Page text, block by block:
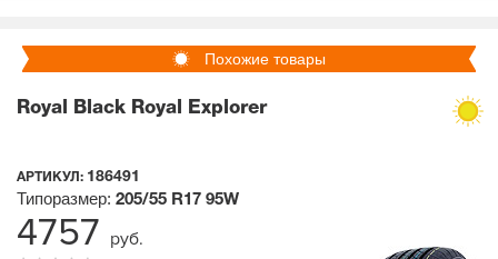
Похожие товары
Royal Black Royal Explorer
АРТИКУЛ: 186491
Типоразмер: 205/55 R17 95W
4757 руб.